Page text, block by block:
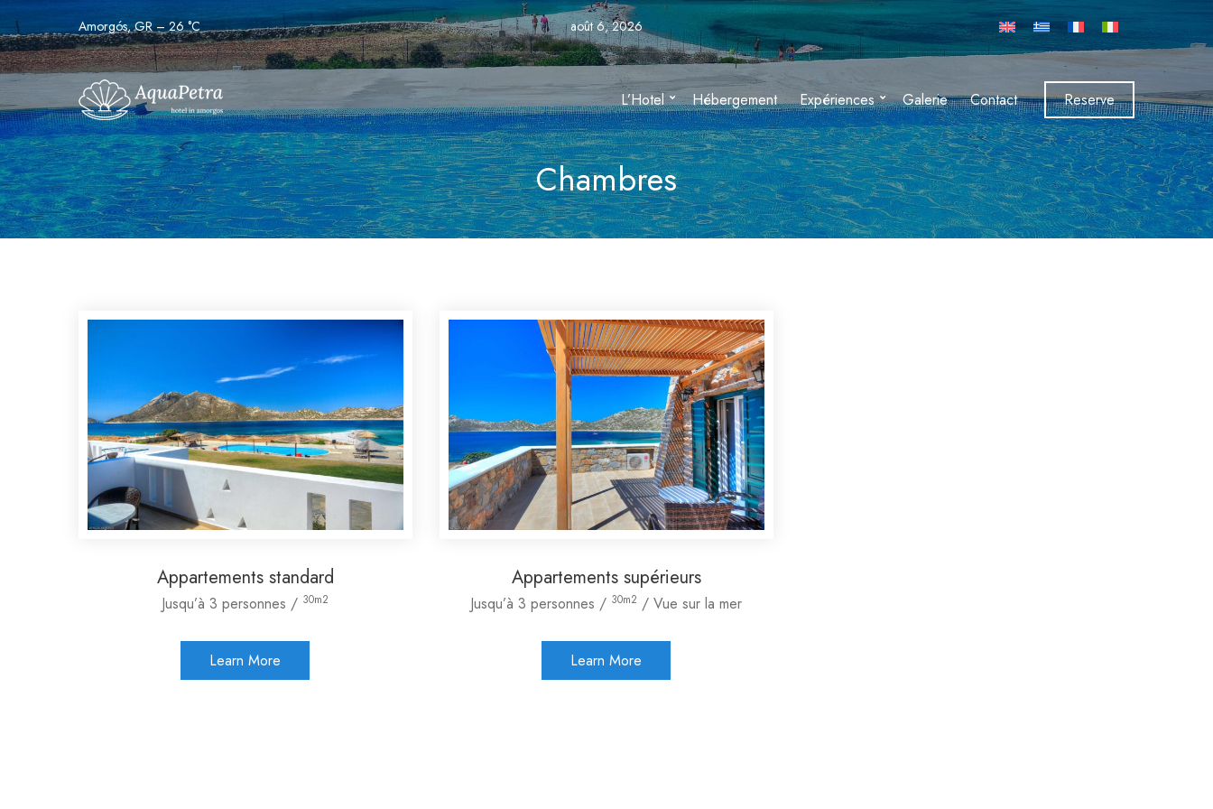
Amorgós, GR– 26 C août 6, 2026
L’Hotel Hébergement Expériences Galerie Contact Reserve
Chambres
Appartements standard
Jusqu’à 3 personnes / 30m2
Learn More
Appartements supérieurs
Jusqu’à 3 personnes / 30m2 / Vue sur la mer
Learn More